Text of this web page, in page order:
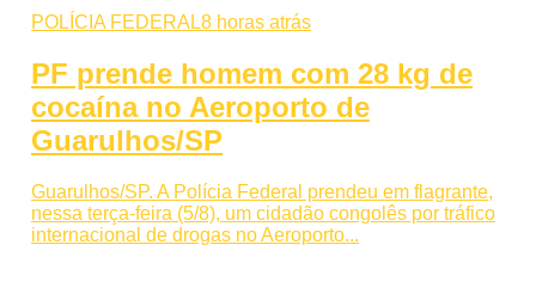
POLÍCIA FEDERAL8 horas atrás
PF prende homem com 28 kg de
cocaína no Aeroporto de
Guarulhos/SP
Guarulhos/SP. A Polícia Federal prendeu em flagrante,
nessa terça-feira (5/8), um cidadão congolês por tráfico
internacional de drogas no Aeroporto...